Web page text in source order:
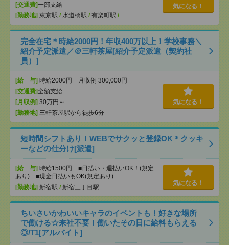
[交通費]一部支給
[勤務地] 東京駅 / 水道橋駅 / 有楽町駅 /
気になる！
完全在宅＊時給2000円！年収400万以上！学校事務＼
紹介予定派遣／＠三軒茶屋[紹介予定派遣（契約社
員）]
[給 与] 時給2000円 月収例 300,000円
[交通費]全額支給
[月収例] 30万円～
[勤務地] 三軒茶屋駅から徒歩6分
気になる！
短時間シフトあり！WEBでサクッと登録OK＊クッキ
ーなどの仕分け[派遣]
[給 与] 時給1500円 ■日払い・週払いOK！(規定
あり) ■現金日払いもOK(規定あり)
[勤務地] 新宿駅 / 新宿三丁目駅
気になる！
ちいさいかわいいキャラのイベントも！好きな場所
で働ける☆来社不要！働いたその日に給料もらえる
◎/T1[アルバイト]